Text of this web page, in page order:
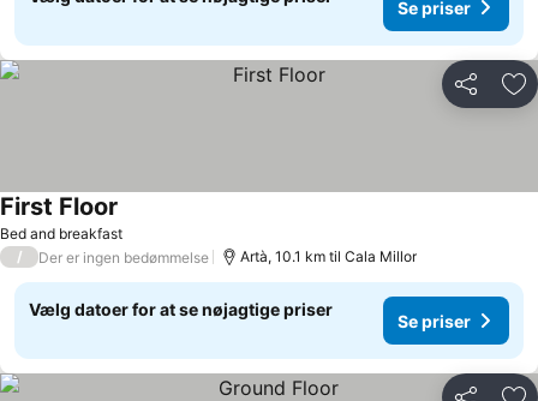
Se priser
Del
Bed and breakfast
First Floor
/ Der er ingen bedømmelse Artà, 10.1 km til Cala Millor
Vælg datoer for at se nøjagtige priser
Se priser